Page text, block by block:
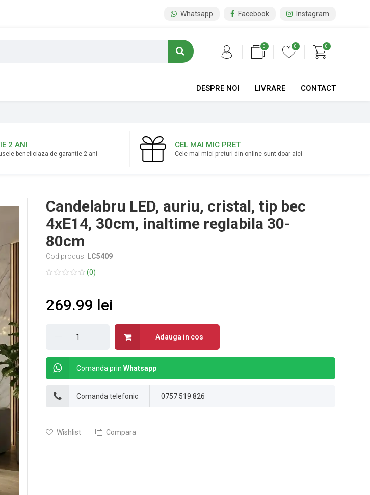
Whatsapp Facebook Instagram
0
0
0
CONTACT
LIVRARE
DESPRE NOI
2 ANI
beneficiaza de garantie 2 ani
CEL MAI MIC PRET
Cele mai mici preturi din online sunt doar aici
Candelabru LED, auriu, cristal, tip bec
4xE14, 30cm, inaltime reglabila 30-
80cm
Cod produs: LC5409
(0)
269.99 lei
Adauga in cos
Comanda prinWhatsapp
Comanda telefonic 0757 519 826
Wishlist Compara